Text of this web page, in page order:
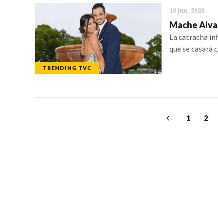
TRENDING TVC
10 jun. 2020
Mache
La catracha
que se casará
1 2